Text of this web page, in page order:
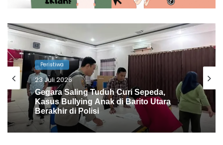
Peristiwa
23 Juli 2026
Balita 3 Tahun di Montallat Ditemukan
MD Usai Ditinggal Ayah Cari Ikan